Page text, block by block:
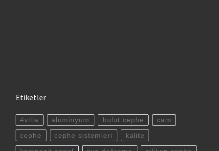
Etiketler
#villa alüminyum bulut cephe cam
cephe cephe sistemleri kalite